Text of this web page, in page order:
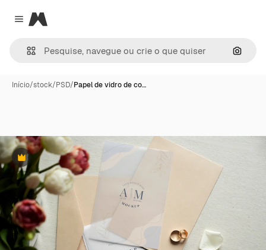
Close menu
Magnific
Início/stock/PSD/Papel de vidro de co…
Premium